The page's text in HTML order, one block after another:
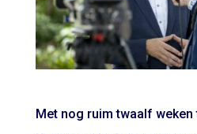
Met nog ruim twaalf weken